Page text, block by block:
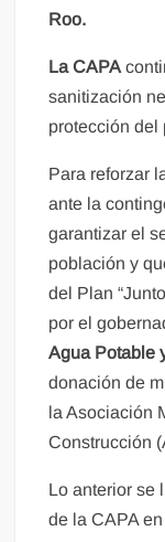
Roo.
La CAPA
sanitización
protección del
Para reforzar
ante la
garantizar el
población y
del Plan
por el
Agua Potable
donación de
la Asociación
Construcción
Lo anterior se
de la CAPA